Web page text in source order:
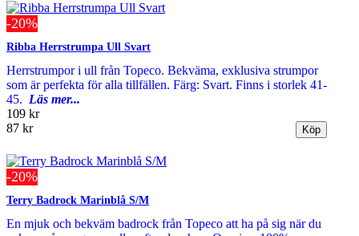
-20%
Ribba Herrstrumpa Ull Svart
Herrstrumpor i ull från Topeco. Bekväma, exklusiva strumpor
som är perfekta för alla tillfällen. Färg: Svart. Finns i storlek 41-
45. Läs mer...
109 kr
87 kr
-20%
Terry Badrock Marinblå S/M
En mjuk och bekväm badrock från Topeco att ha på sig när du